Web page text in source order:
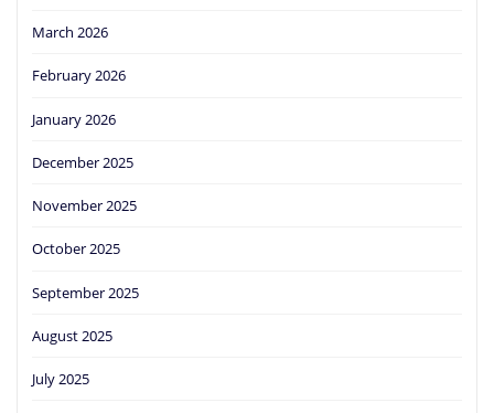
March 2026
February 2026
January 2026
December 2025
November 2025
October 2025
September 2025
August 2025
July 2025